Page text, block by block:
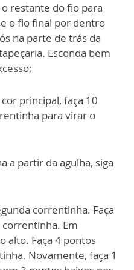
restante do fio para
o fio final por dentro
na parte de trás da
Esconda bem
principal, faça 10
para virar o
a partir da agulha, siga
correntinha. Faça
Em
alto. Faça 4 pontos
Novamente, faça 1